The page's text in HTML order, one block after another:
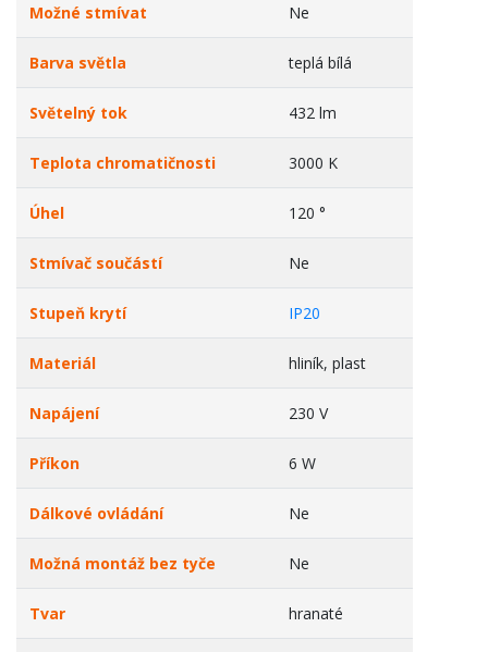
Možné stmívat Ne
Barva světla teplá bílá
Světelný tok 432 lm
Teplota chromatičnosti 3000 K
Úhel 120 °
Stmívač součástí Ne
Stupeň krytí IP20
Materiál hliník, plast
Napájení 230 V
Příkon 6 W
Dálkové ovládání Ne
Možná montáž bez tyče Ne
Tvar hranaté